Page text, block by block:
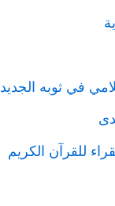
في ثوبه الجديد
للقرآن الكريم